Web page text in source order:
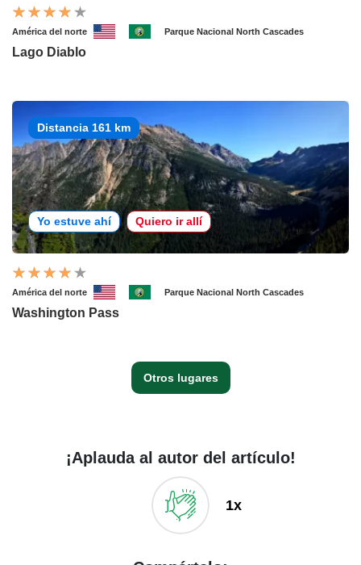
América del norte Parque Nacional North Cascades
Lago Diablo
Distancia 161 km
Yo estuve ahí Quiero ir allí
América del norte Parque Nacional North Cascades
Washington Pass
Otros lugares
¡Aplauda al autor del artículo!
1x